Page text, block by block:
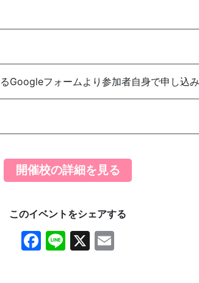
Googleフォームより参加者自身で申し込み
開催校の詳細を見る
このイベントをシェアする
Facebook
Line
X